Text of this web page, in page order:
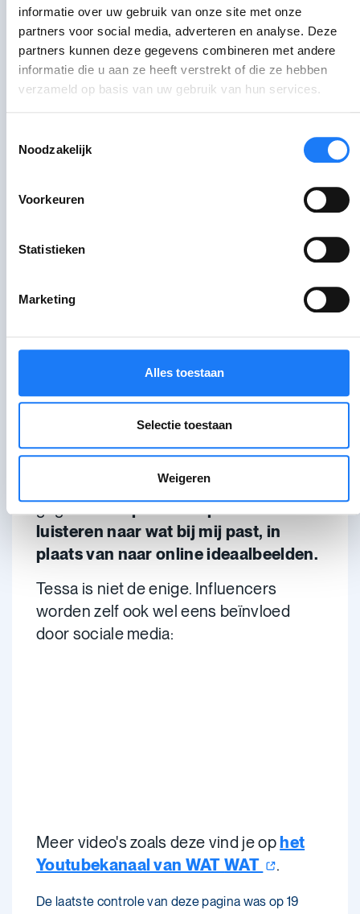
informatie over uw gebruik van onze site met onze
partners voor social media, adverteren en analyse. Deze
partners kunnen deze gegevens combineren met andere
informatie die u aan ze heeft verstrekt of die ze hebben
verzameld op basis van uw gebruik van hun services.
Noodzakelijk
Voorkeuren
Statistieken
Marketing
Alles toestaan
Selectie toestaan
Weigeren
‘digitale detox’.
Wat mij soms helpt, is een ‘digitale
detox’. Danverwijder ik sociale media
zoals TikTok en Instagram
diep duwen. Afstand nemen geeft mij
Ik ben me intussen meer
ook gegroeid ben. Ik ben me intussen
meer bewust van de invloed van
influencers en hun gesponsorde
uitstappen of producten. Een paar jaar
om dan zelf ook die veel te dure dingen
te kopen. Daar ben ik dus wel al in
gegroeid.Stap voor stap leer ik beter
luisteren naar wat bij mij past, in
plaats van naar online ideaalbeelden.
Tessa is niet de enige. Influencers
worden zelf ook wel eens beïnvloed
door sociale media:
Meer video's zoals deze vind je ophet
Youtubekanaal van WATWAT .
De laatste controle van deze pagina was op 19